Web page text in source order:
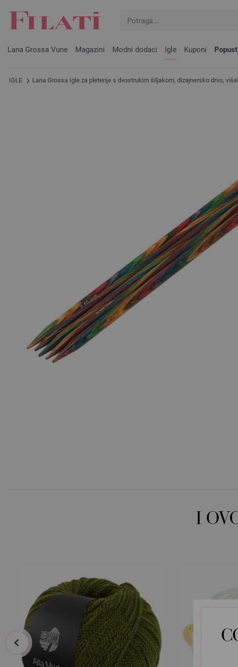
Lana Grossa Vune Magazini Modni dodaci Igle Kuponi
IGLE Lana Grossa Igle za pletenje s dvostrukim šiljakom, dizajnersko drvo,
I
prev